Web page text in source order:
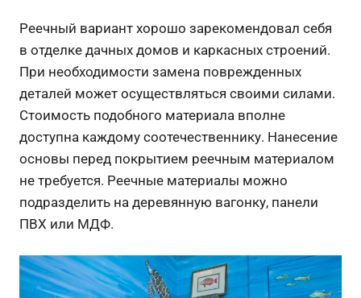
Реечный вариант хорошо зарекомендовал себя
в отделке дачных домов и каркасных строений.
При необходимости замена поврежденных
деталей может осуществляться своими силами.
Стоимость подобного материала вполне
доступна каждому соотечественнику. Нанесение
основы перед покрытием реечным материалом
не требуется. Реечные материалы можно
подразделить на деревянную вагонку, панели
ПВХ или МДФ.